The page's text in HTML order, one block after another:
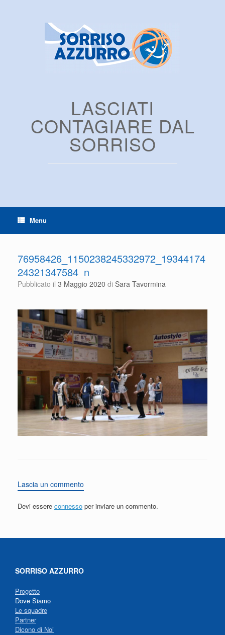
LASCIATI
CONTAGIARE DAL
SORRISO
Menu
76958426_1150238245332972_19344174
24321347584_n
Pubblicato il 3 Maggio 2020 di Sara Tavormina
Lascia un commento
Devi essere connesso per inviare un commento.
SORRISO AZZURRO
Progetto
Dove Siamo
Le squadre
Partner
Dicono di Noi